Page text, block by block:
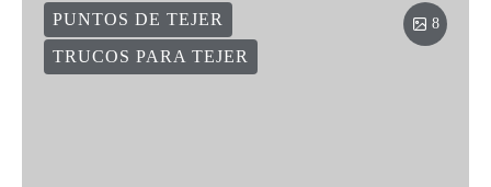
PUNTOS DE TEJER
TRUCOS PARA TEJER
8